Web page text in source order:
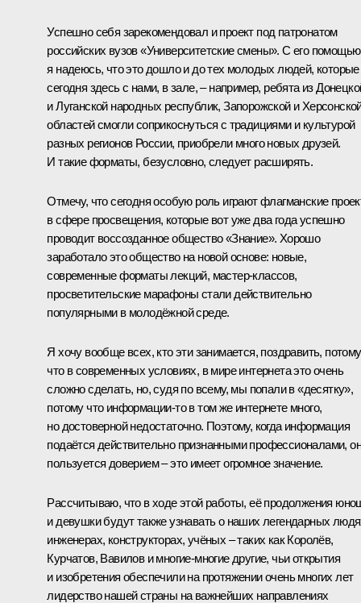
Успешно себя зарекомендовал и проект под патронатом
российских вузов «Университетские смены». С его
я надеюсь, что это дошло и до тех молодых людей, которые
сегодня здесь с нами, в зале, – например, ребята из
и Луганской народных республик, Запорожской и
областей смогли соприкоснуться с традициями и культурой
разных регионов России, приобрели много новых друзей.
И такие форматы, безусловно, следует расширять.
Отмечу, что сегодня особую роль играют флагманские
в сфере просвещения, которые вот уже два года успешно
проводит воссозданное общество «Знание». Хорошо
заработало это общество на новой основе: новые,
современные форматы лекций, мастер-классов,
просветительские марафоны стали действительно
популярными в молодёжной среде.
Я хочу вообще всех, кто эти занимается, поздравить, потому
что в современных условиях, в мире интернета это очень
сложно сделать, но, судя по всему, мы попали в «десятку»,
потому что информации-то в том же интернете много,
но достоверной недостаточно. Поэтому, когда информация
подаётся действительно признанными профессионалами,
пользуется доверием – это имеет огромное значение.
Рассчитываю, что в ходе этой работы, её продолжения
и девушки будут также узнавать о наших легендарных
инженерах, конструкторах, учёных – таких как Королёв,
Курчатов, Вавилов и многие-многие другие, чьи открытия
и изобретения обеспечили на протяжении очень многих лет
лидерство нашей страны на важнейших направлениях